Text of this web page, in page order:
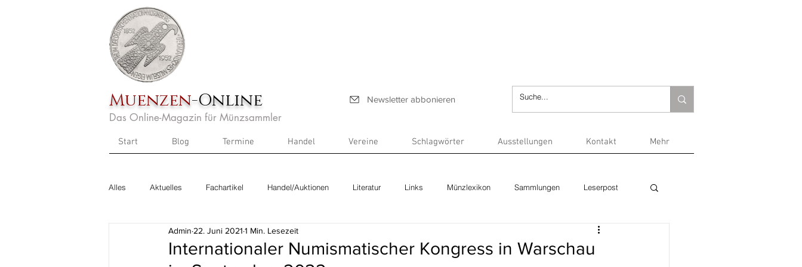
Muenzen-Online Newsletter abbonieren
Das Online-Magazin für Münzsammler
Start Blog Termine Handel Vereine Schlagwörter Ausstellungen Kontakt Mehr
Alles Aktuelles Fachartikel Handel/Auktionen Literatur Links Münzlexikon Sammlungen Leserpost
Internationaler Numismatischer Kongress in Warschau
Admin 22. Juni 2021 1 Min. Lesezeit